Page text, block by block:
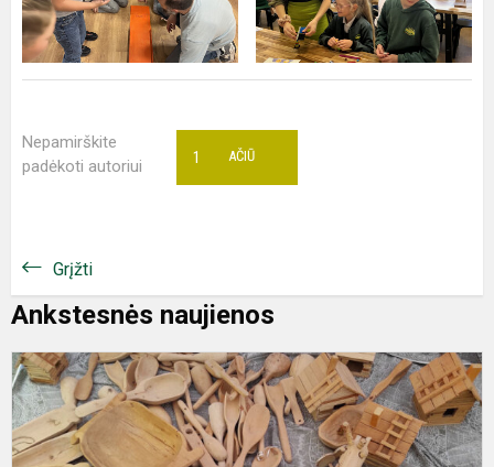
Nepamirškite
padėkoti autoriui
AČIŪ
1
Grįžti
Ankstesnės naujienos